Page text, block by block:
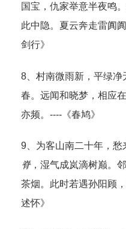
国宝，仇家举意半夜鸣
此中隐。夏云奔走雷阗
剑行》
8、村南微雨新，平绿
春。远闻和晓梦，相应
亦频。----《春鸠》
9、为客山南二十年，
脊，湿气成岚滴树巅。
茶烟。此时若遇孙阳顾
述怀》